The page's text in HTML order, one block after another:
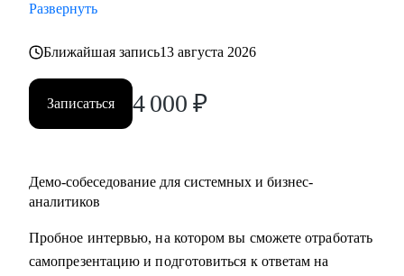
Развернуть
Ближайшая запись13 августа 2026
Записаться 4 000 ₽
Демо-собеседование для системных и бизнес-
аналитиков
Пробное интервью, на котором вы сможете отработать
самопрезентацию и подготовиться к ответам на